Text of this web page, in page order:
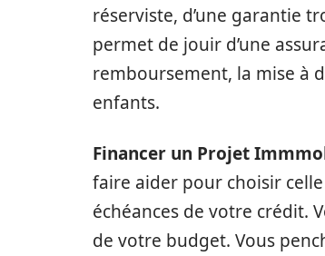
réserviste, d’une garantie
permet de jouir d’une
remboursement, la mise à
enfants.
Financer un Projet
faire aider pour choisir
échéances de votre crédit.
de votre budget. Vous